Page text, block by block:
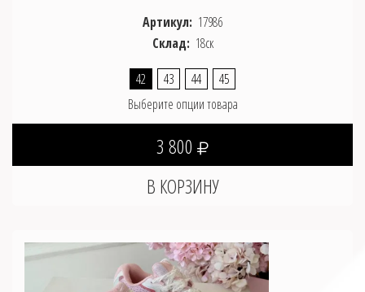
Артикул: 17986
Склад: 18ск
42 43 44
45
Выберите опции товара
3 800